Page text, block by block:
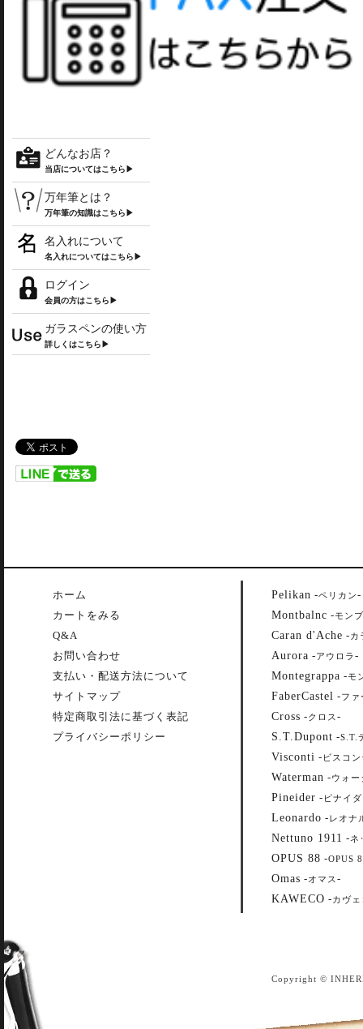
どんなお店？
当店についてはこちら▶
万年筆とは？
万年筆の知識はこちら▶
名入れについて
名入れについてはこちら▶
ログイン
会員の方はこちら▶
ガラスペンの使い方
詳しくはこちら▶
ホーム
カートをみる
Q&A
お問い合わせ
支払い・配送方法について
サイトマップ
特定商取引法に基づく表記
プライバシーポリシー
Pelikan -ペリカン-
Montbalnc -モン
Caran d'Ache -カ
Aurora -アウロラ -
Montegrappa -モ
FaberCastel -ファ
Cross -クロス -
S.T.Dupont -S.T.
Visconti - ビスコ
Waterman -ウォー
Pineider - ピナイ
Leonardo -レオナ
Nettuno 1911 -ネ
OPUS 88 -OPUS
Omas -オマス -
KAWECO -カヴェ
Copyright ©